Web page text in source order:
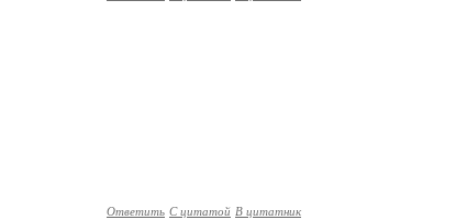
Ответить С цитатой В цитатник